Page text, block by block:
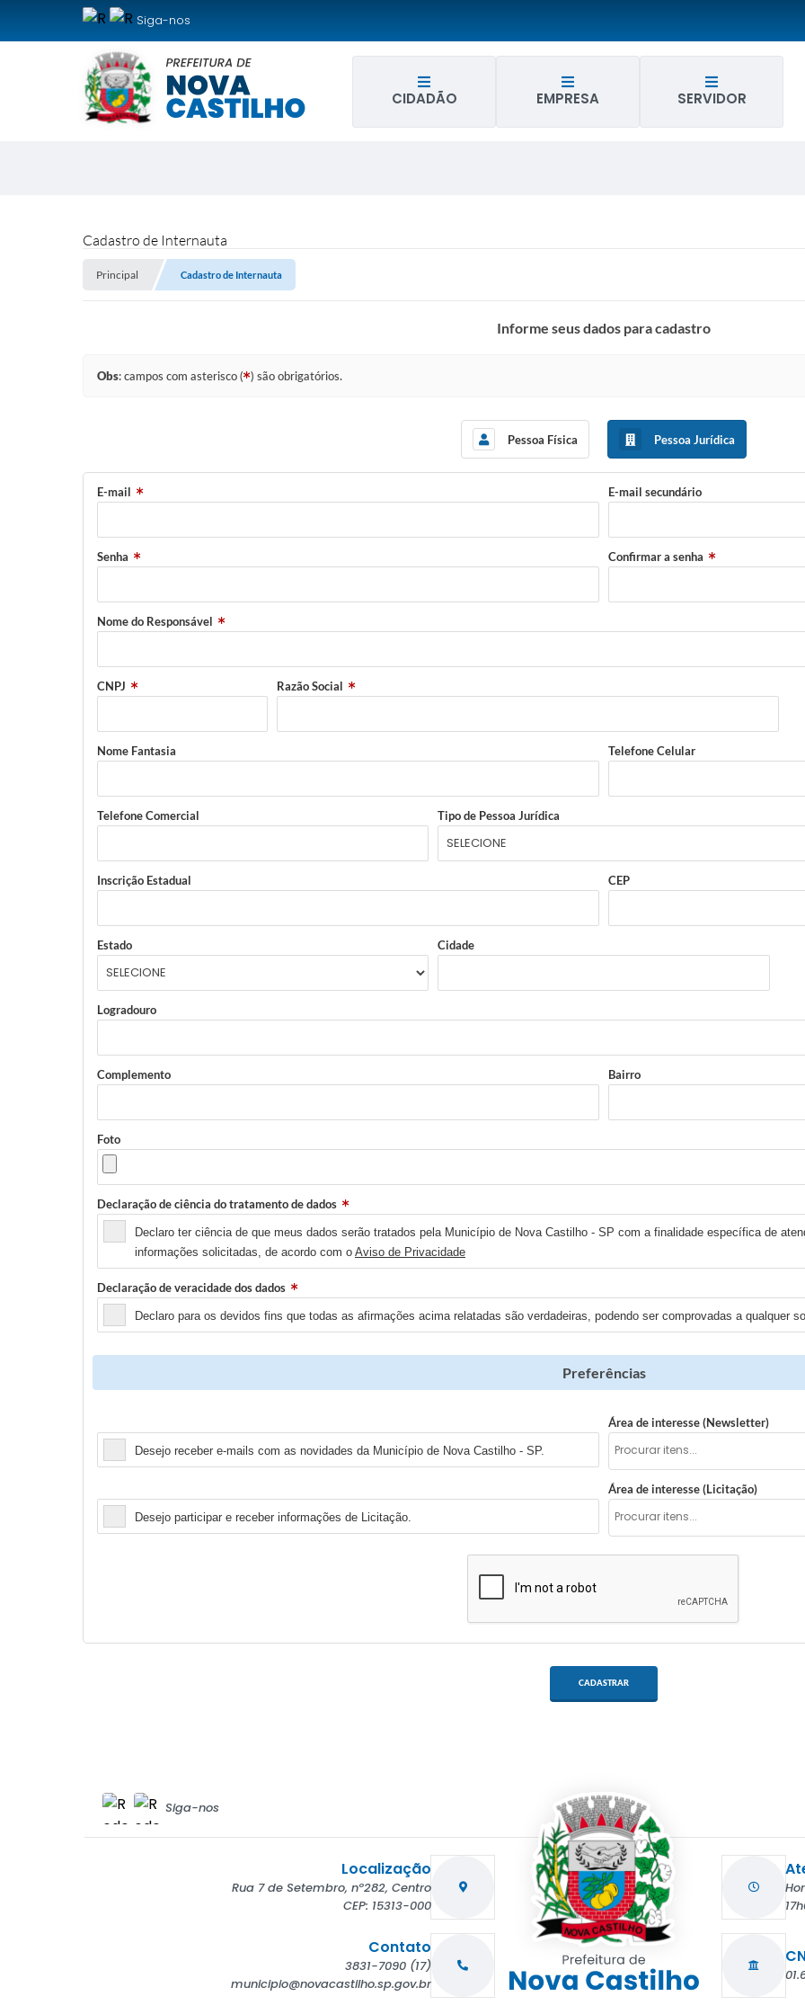
Siga-nos
CIDADÃO EMPRESA SERVIDOR
Cadastro de Internauta
Principal Cadastro de Internauta
Informe seus dados para cadastro
Obs: campos com asterisco ( ) são obrigatórios.
Pessoa Física Pessoa Jurídica
E-mail E-mail secundário
Senha Confirmar a senha
Nome do Responsável
CNPJ Razão Social
Nome Fantasia Telefone Celular
Telefone Comercial Tipo de Pessoa Jurídica
Inscrição Estadual CEP
Estado Cidade
Logradouro
Complemento Bairro
Foto
Declaração de ciência do tratamento de dados
Declaro ter ciência de que meus dados serão tratados pela Município de Nova Castilho - SP com a finalidade específica de
informações solicitadas, de acordo com o Aviso de Privacidade
Declaração de veracidade dos dados
Declaro para os devidos fins que todas as afirmações acima relatadas são verdadeiras, podendo ser comprovadas a qualquer
Preferências
Desejo receber e-mails com as novidades da Município de Nova Castilho - SP.
Área de interesse (Newsletter)
Desejo participar e receber informações de Licitação.
Área de interesse (Licitação)
CADASTRAR
Siga-nos
Localização
Rua 7 de Setembro, nº282, Centro
CEP: 15313-000
Contato
(17) 3831-7090
municipio@novacastilho.sp.gov.br